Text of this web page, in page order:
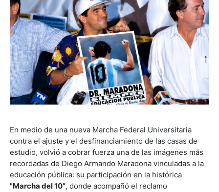
En medio de una nueva Marcha Federal Universitaria
contra el ajuste y el desfinanciamiento de las casas de
estudio, volvió a cobrar fuerza una de las imágenes más
recordadas de Diego Armando Maradona vinculadas a la
educación pública: su participación en la histórica
"Marcha del 10", donde acompañó el reclamo